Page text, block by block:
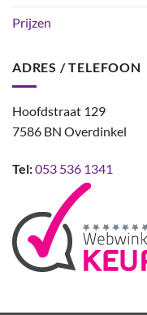
Prijzen
ADRES / TELEFOON
Hoofdstraat 129
7586 BN Overdinkel
Tel:053 536 1341